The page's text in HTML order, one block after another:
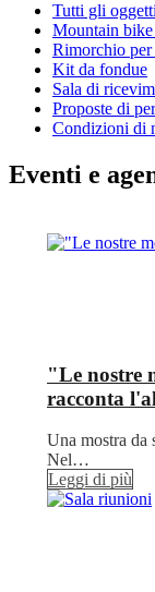
Tutti gli oggetti
Mountain
Rimorchio per
Kit da fondue
Sala di
Proposte di
Condizioni di
Eventi e
"Le nostre
racconta
Una mostra da
Nel…
Leggi di più